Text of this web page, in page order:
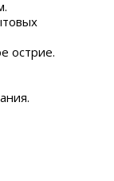
острие.